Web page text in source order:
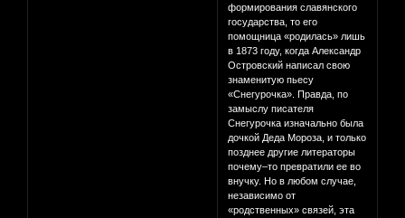
формирования славянского
государства, то его
помощница «родилась» лишь
в 1873 году, когда Александр
Островский написал свою
знаменитую пьесу
«Снегурочка». Правда, по
замыслу писателя
Снегурочка изначально была
дочкой Деда Мороза, и только
позднее другие литераторы
почему–то превратили ее во
внучку. Но в любом случае,
независимо от
«родственных» связей, эта